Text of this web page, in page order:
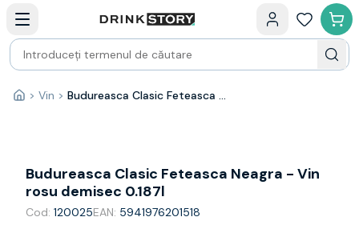
Bauturi fine — selectie
Produse Noi
Cosuri cadou
Pachete & Cadouri
Vin
Franta
Spania
Africa de Sud
Acasă
> Vin > Budureasca Clasic Feteasca Neagra - Vin rosu demisec 0.187l
Budureasca Clasic Feteasca Neagra - Vin
rosu demisec 0.187l
Cod: 120025EAN: 5941976201518